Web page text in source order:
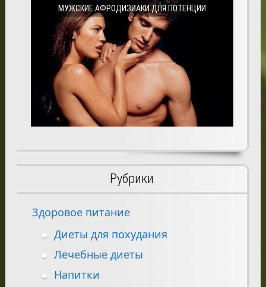
МУЖСКИЕ АФРОДИЗИАКИ ДЛЯ ПОТЕНЦИИ
Рубрики
Здоровое питание
Диеты для похудания
Лечебные диеты
Напитки